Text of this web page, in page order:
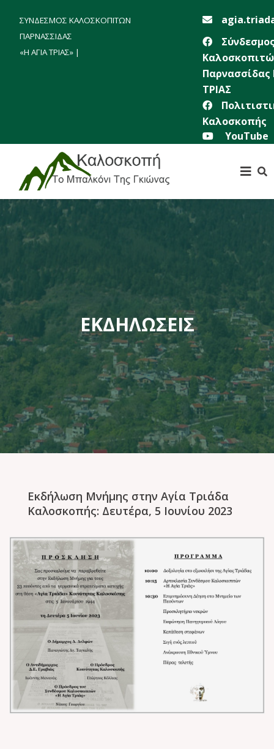
ΣΥΝΔΕΣΜΟΣ ΚΑΛΟΣΚΟΠΙΤΩΝ
ΠΑΡΝΑΣΣΙΔΑΣ
«Η ΑΓΙΑ ΤΡΙΑΣ» |
Παρνασσίδας
ΤΡΙΑΣ
Καλοσκοπής
YouTube
ΕΚΔΗΛΩΣΕΙΣ
Εκδήλωση Μνήμης στην Αγία Τριάδα
Καλοσκοπής: Δευτέρα, 5 Ιουνίου 2023